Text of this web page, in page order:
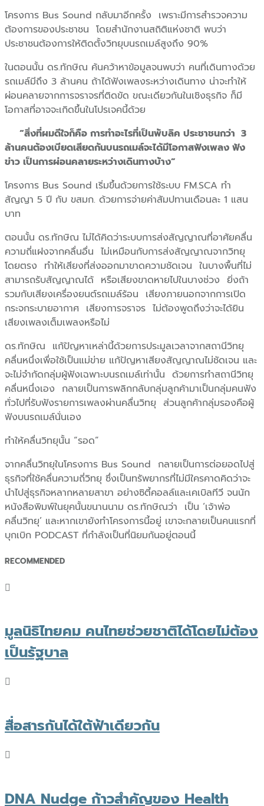
โครงการ Bus Sound กลับมาอีกครั้ง เพราะมีการสำรวจความ
ต้องการของประชาชน โดยสำนักงานสถิติแห่งชาติ พบว่า
ประชาชนต้องการให้ติดตั้งวิทยุบนรถเมล์สูงถึง 90%
ในตอนนั้น ดร.ทักษิณ ค้นคว้าหาข้อมูลจนพบว่า คนที่เดินทางด้วย
รถเมล์มีถึง 3 ล้านคน ถ้าได้ฟังเพลงระหว่างเดินทาง น่าจะทำให้
ผ่อนคลายจากการจราจรที่ติดขัด ขณะเดียวกันในเชิงธุรกิจ ก็มี
โอกาสที่อาจจะเกิดขึ้นในโปรเจคนี้ด้วย
“สิ่งที่ผมดีใจก็คือ การทำอะไรที่เป็นพับลิค ประชาชนกว่า 3
ล้านคนต้องเบียดเสียดกันบนรถเมล์จะได้มีโอกาสฟังเพลง ฟัง
ข่าว เป็นการผ่อนคลายระหว่างเดินทางบ้าง”
โครงการ Bus Sound เริ่มขึ้นด้วยการใช้ระบบ FM.SCA ทำ
สัญญา 5 ปี กับ ขสมก. ด้วยการจ่ายค่าสัมปทานเดือนละ 1 แสน
บาท
ตอนนั้น ดร.ทักษิณ ไม่ได้คิดว่าระบบการส่งสัญญาณที่อาศัยคลื่น
ความถี่แฝงจากคลื่นอื่น ไม่เหมือนกับการส่งสัญญาณจากวิทยุ
โดยตรง ทำให้เสียงที่ส่งออกมาขาดความชัดเจน ในบางพื้นที่ไม่
สามารถรับสัญญาณได้ หรือเสียงขาดหายไปในบางช่วง ยิ่งถ้า
รวมกับเสียงเครื่องยนต์รถเมล์ร้อน เสียงภายนอกจากการเปิด
กระจกระบายอากาศ เสียงการจราจร ไม่ต้องพูดถึงว่าจะได้ยิน
เสียงเพลงเต็มเพลงหรือไม่
ดร.ทักษิณ แก้ปัญหาเหล่านี้ด้วยการประมูลเวลาจากสถานีวิทยุ
คลื่นหนึ่งเพื่อใช้เป็นแม่ข่าย แก้ปัญหาเสียงสัญญาณไม่ชัดเจน และ
จะไม่จำกัดกลุ่มผู้ฟังเฉพาะบนรถเมล์เท่านั้น ด้วยการทำสถานีวิทยุ
คลื่นหนึ่งเอง กลายเป็นการพลิกกลับกลุ่มลูกค้ามาเป็นกลุ่มคนฟัง
ทั่วไปที่รับฟังรายการเพลงผ่านคลื่นวิทยุ ส่วนลูกค้ากลุ่มรองคือผู้
ฟังบนรถเมล์นั่นเอง
ทำให้คลื่นวิทยุนั้น “รอด”
จากคลื่นวิทยุในโครงการ Bus Sound กลายเป็นการต่อยอดไปสู่
ธุรกิจที่ใช้คลื่นความถี่วิทยุ ซึ่งเป็นทรัพยากรที่ไม่มีใครคาดคิดว่าจะ
นำไปสู่ธุรกิจหลากหลายสาขา อย่างซิตี้คอลล์และเคเบิลทีวี จนนัก
หนังสือพิมพ์ในยุคนั้นขนานนาม ดร.ทักษิณว่า เป็น ‘เจ้าพ่อ
คลื่นวิทยุ’ และหากเขายังทำโครงการนี้อยู่ เขาจะกลายเป็นคนแรกที่
บุกเบิก PODCAST ที่กำลังเป็นที่นิยมกันอยู่ตอนนี้
RECOMMENDED
มูลนิธิไทยคม คนไทยช่วยชาติได้โดยไม่ต้อง
เป็นรัฐบาล
สื่อสารกันได้ใต้ฟ้าเดียวกัน
DNA Nudge ก้าวสำคัญของ Health